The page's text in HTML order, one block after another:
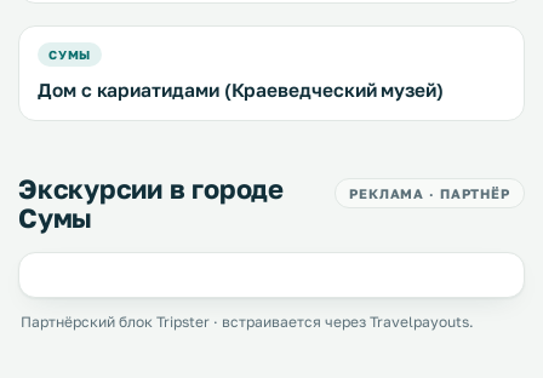
СУМЫ
Дом с кариатидами (Краеведческий музей)
Экскурсии в городе
Сумы
РЕКЛАМА · ПАРТНЁР
Партнёрский блок Tripster · встраивается через Travelpayouts.